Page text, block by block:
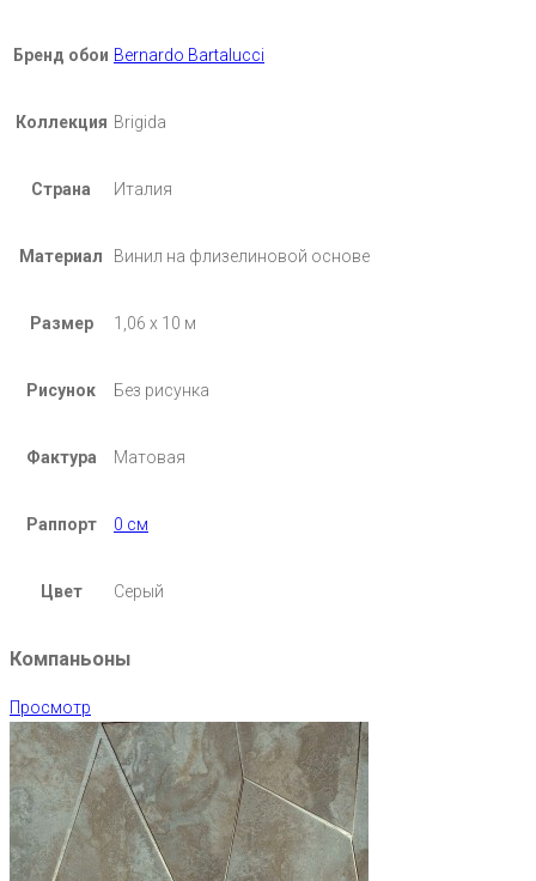
Бренд обои Bernardo Bartalucci
Коллекция Brigida
Страна Италия
Материал Винил на флизелиновой основе
Размер 1,06 х 10 м
Рисунок Без рисунка
Фактура Матовая
Раппорт 0 см
Цвет Серый
Компаньоны
Просмотр